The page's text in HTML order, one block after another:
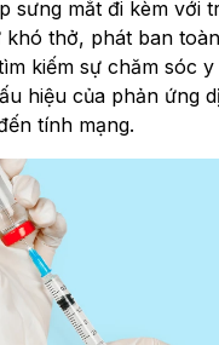
sưng mắt đi kèm với
khó thở, phát ban
kiếm sự chăm sóc
hiệu của phản ứng
tính mạng.